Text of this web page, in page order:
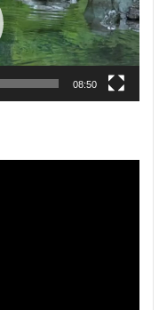
08:50